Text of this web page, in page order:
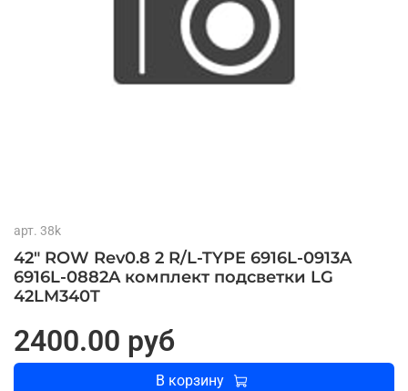
арт. 38k
42" ROW Rev0.8 2 R/L-TYPE 6916L-0913A
6916L-0882A комплект подсветки LG
42LM340T
2400.00 руб
В корзину